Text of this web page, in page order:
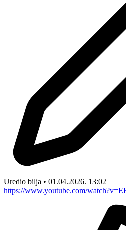
Uredio bilja • 01.04.2026. 13:02
https://www.youtube.com/